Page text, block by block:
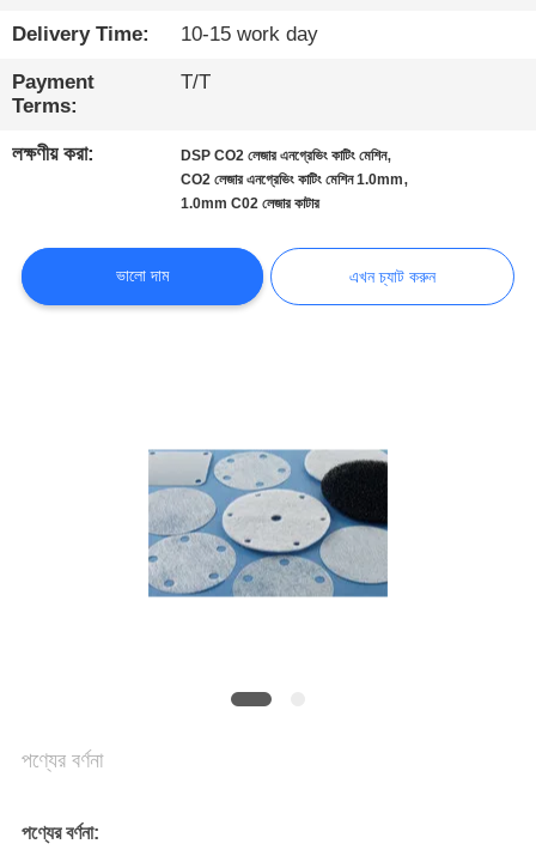
আমাদের
সাথে
করুন
খবর
COMPANY
SITEMAP
Delivery Time: 10-15 work day
Payment
Terms:
T/T
লক্ষণীয় করা: DSP CO2 লেজার এনগ্রেভিং কাটিং মেশিন,
CO2 লেজার এনগ্রেভিং কাটিং মেশিন 1.0mm,
1.0mm C02 লেজার কাটার
ভালো দাম এখন চ্যাট করুন
পণ্যের বর্ণনা
পণ্যের বর্ণনা: